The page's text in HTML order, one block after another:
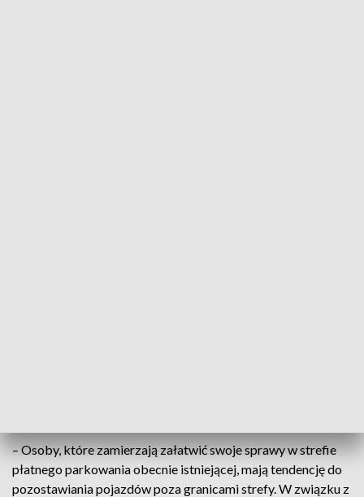
– Osoby, które zamierzają załatwić swoje sprawy w strefie
płatnego parkowania obecnie istniejącej, mają tendencję do
pozostawiania pojazdów poza granicami strefy. W związku z